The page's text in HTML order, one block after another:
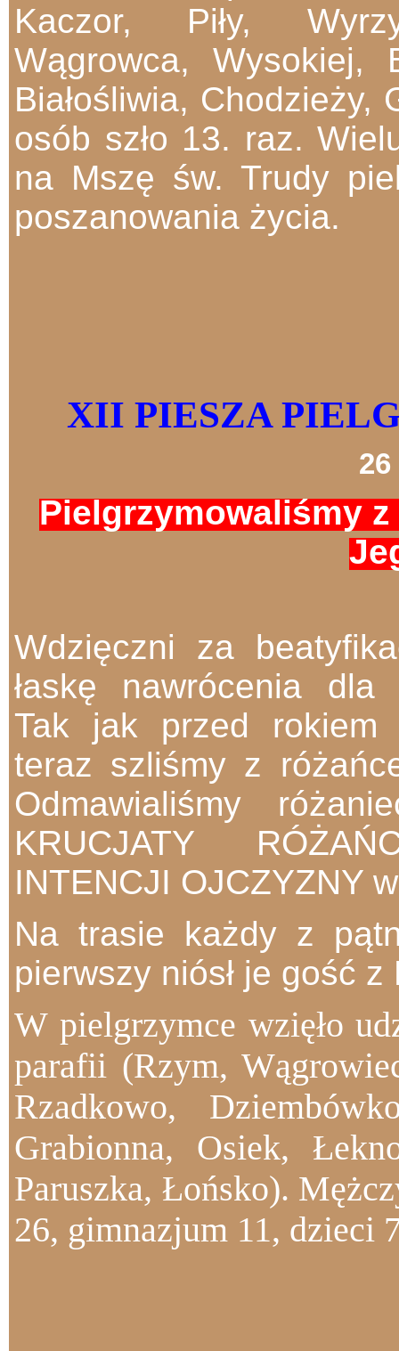
Kaczor, Piły,
Wągrowca, Wysokiej,
Białośliwia,
osób szło 13. raz.
na Mszę św. Trudy
poszanowania życia.
XII PIESZA
Pielgrzymowaliśmy z
Wdzięczni za
łaskę nawrócenia dla
Tak jak przed
teraz szliśmy z
Odmawialiśmy
KRUCJATY
INTENCJI OJCZYZNY
Na trasie każdy z
pierwszy niósł je gość z
W pielgrzymce wzięło
parafii (Rzym,
Rzadkowo,
Grabionna, Osiek,
Paruszka, Łońsko).
26, gimnazjum 11, dzieci